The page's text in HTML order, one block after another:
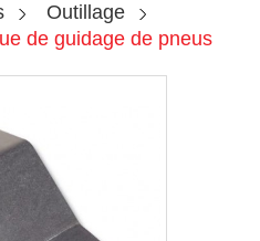
Outillage
de guidage de pneus